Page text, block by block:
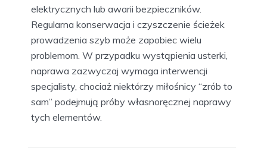
elektrycznych lub awarii bezpieczników.
Regularna konserwacja i czyszczenie ścieżek
prowadzenia szyb może zapobiec wielu
problemom. W przypadku wystąpienia usterki,
naprawa zazwyczaj wymaga interwencji
specjalisty, chociaż niektórzy miłośnicy “zrób to
sam” podejmują próby własnoręcznej naprawy
tych elementów.